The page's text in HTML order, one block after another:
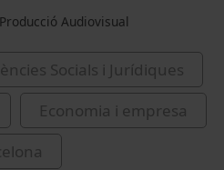
Audiovisual
Socials i Jurídiques
Economia i empresa